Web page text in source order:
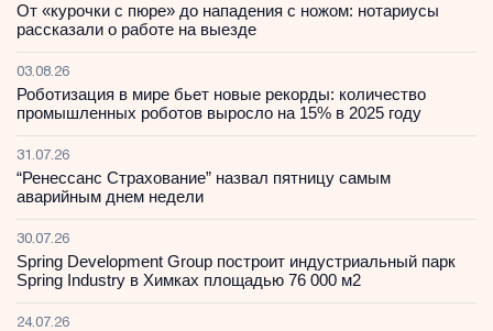
От «курочки с пюре» до нападения с ножом: нотариусы
рассказали о работе на выезде
03.08.26
Роботизация в мире бьет новые рекорды: количество
промышленных роботов выросло на 15% в 2025 году
31.07.26
“Ренессанс Страхование” назвал пятницу самым
аварийным днем недели
30.07.26
Spring Development Group построит индустриальный парк
Spring Industry в Химках площадью 76 000 м2
24.07.26